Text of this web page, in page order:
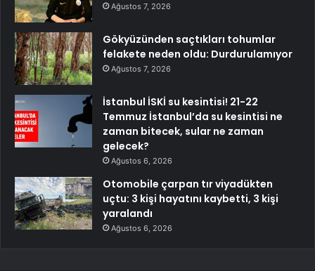
Ağustos 7, 2026
Gökyüzünden saçtıkları tohumlar
felakete neden oldu: Durdurulamıyor
Ağustos 7, 2026
İstanbul İSKİ su kesintisi! 21-22
Temmuz İstanbul’da su kesintisi ne
zaman bitecek, sular ne zaman
gelecek?
Ağustos 6, 2026
Otomobile çarpan tır viyadükten
uçtu: 3 kişi hayatını kaybetti, 3 kişi
yaralandı
Ağustos 6, 2026